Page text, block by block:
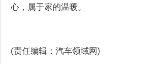
心，属于家的温暖。
(责任编辑：汽车领域网)